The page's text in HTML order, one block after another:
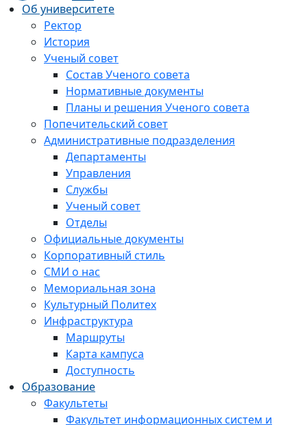
Об университете
Ректор
История
Ученый совет
Состав Ученого совета
Нормативные документы
Планы и решения Ученого совета
Попечительский совет
Административные подразделения
Департаменты
Управления
Службы
Ученый совет
Отделы
Официальные документы
Корпоративный стиль
СМИ о нас
Мемориальная зона
Культурный Политех
Инфраструктура
Маршруты
Карта кампуса
Доступность
Образование
Факультеты
Факультет информационных систем и